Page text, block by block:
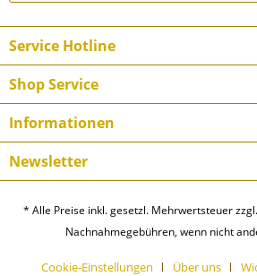
Service Hotline
Shop Service
Informationen
Newsletter
* Alle Preise inkl. gesetzl. Mehrwertsteuer zzgl.
Nachnahmegebühren, wenn nicht
Cookie-Einstellungen Über uns